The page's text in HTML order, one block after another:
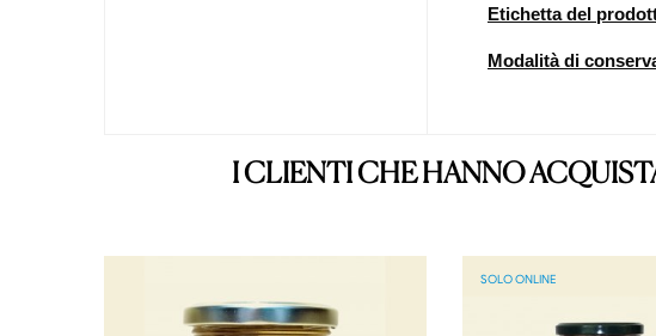
Etichetta del
Modalità di
I CLIENTI CHE HANNO
SOLO ONLINE